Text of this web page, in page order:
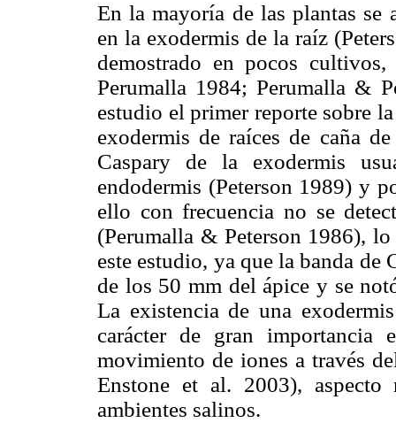
En la mayoría de las plantas se
en la exodermis de la raíz
demostrado en pocos
Perumalla 1984; Perumalla &
estudio el primer reporte sobre
exodermis de raíces de caña
Caspary de la exodermis
endodermis (Peterson 1989) y
ello con frecuencia no se
(Perumalla & Peterson 1986),
este estudio, ya que la banda de
de los 50 mm del ápice y se
La existencia de una
carácter de gran
movimiento de iones a través
Enstone et al. 2003), aspecto
ambientes salinos.